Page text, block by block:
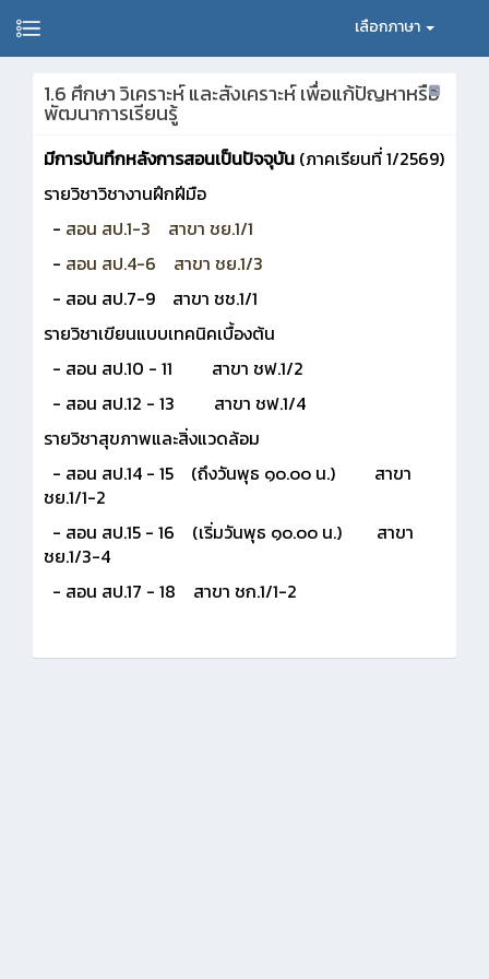
เลือกภาษา
1.6 ศึกษา วิเคราะห์ และสังเคราะห์ เพื่อแก้ปัญหาหรือ
พัฒนาการเรียนรู้
มีการบันทึกหลังการสอนเป็นปัจจุบัน (ภาคเรียนที่ 1/2569)
รายวิชาวิชางานฝึกฝีมือ
- สอน สป.1-3 สาขา ชย.1/1
- สอน สป.4-6 สาขา ชย.1/3
- สอน สป.7-9 สาขา ชช.1/1
รายวิชาเขียนแบบเทคนิคเบื้องต้น
- สอน สป.10 - 11 สาขา ชฟ.1/2
- สอน สป.12 - 13 สาขา ชฟ.1/4
รายวิชาสุขภาพและสิ่งแวดล้อม
- สอน สป.14 - 15 (ถึงวันพุธ ๑๐.๐๐ น.) สาขา
ชย.1/1-2
- สอน สป.15 - 16 (เริ่มวันพุธ ๑๐.๐๐ น.) สาขา
ชย.1/3-4
- สอน สป.17 - 18 สาขา ชก.1/1-2